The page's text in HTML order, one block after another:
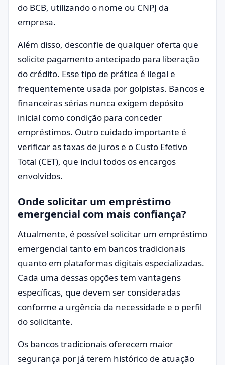
do BCB, utilizando o nome ou CNPJ da
empresa.
Além disso, desconfie de qualquer oferta que
solicite pagamento antecipado para liberação
do crédito. Esse tipo de prática é ilegal e
frequentemente usada por golpistas. Bancos e
financeiras sérias nunca exigem depósito
inicial como condição para conceder
empréstimos. Outro cuidado importante é
verificar as taxas de juros e o Custo Efetivo
Total (CET), que inclui todos os encargos
envolvidos.
Onde solicitar um empréstimo
emergencial com mais confiança?
Atualmente, é possível solicitar um empréstimo
emergencial tanto em bancos tradicionais
quanto em plataformas digitais especializadas.
Cada uma dessas opções tem vantagens
específicas, que devem ser consideradas
conforme a urgência da necessidade e o perfil
do solicitante.
Os bancos tradicionais oferecem maior
segurança por já terem histórico de atuação